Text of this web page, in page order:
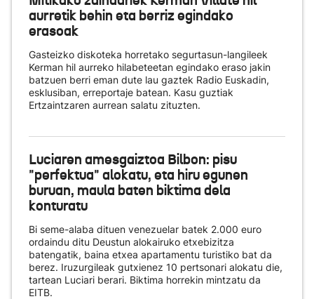
aurretik behin eta berriz egindako
erasoak
Gasteizko diskoteka horretako segurtasun-langileek
Kerman hil aurreko hilabeteetan egindako eraso jakin
batzuen berri eman dute lau gaztek Radio Euskadin,
esklusiban, erreportaje batean. Kasu guztiak
Ertzaintzaren aurrean salatu zituzten.
Luciaren amesgaiztoa Bilbon: pisu
"perfektua" alokatu, eta hiru egunen
buruan, maula baten biktima dela
konturatu
Bi seme-alaba dituen venezuelar batek 2.000 euro
ordaindu ditu Deustun alokairuko etxebizitza
batengatik, baina etxea apartamentu turistiko bat da
berez. Iruzurgileak gutxienez 10 pertsonari alokatu die,
tartean Luciari berari. Biktima horrekin mintzatu da
EITB.